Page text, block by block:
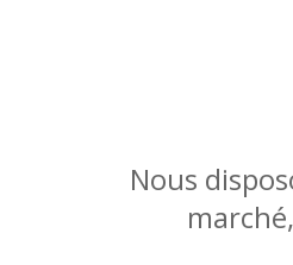
Nous